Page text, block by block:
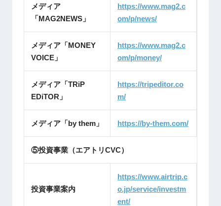
メディア
「MAG2NEWS」
https://www.mag2.c
om/p/news/
メディア「MONEY
VOICE」
https://www.mag2.c
om/p/money/
メディア「TRiP
EDiTOR」
https://tripeditor.co
m/
メディア「by them」 https://by-them.com/
⑤投資事業（エアトリCVC）
投資事業案内
https://www.airtrip.c
o.jp/service/investm
ent/